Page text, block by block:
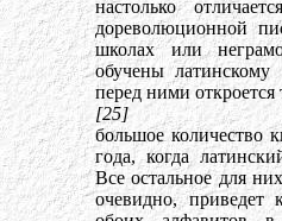
настолько
дореволюционной
школах или
обучены
перед ними откроется
[25]
большое количество
года, когда
Все остальное для
очевидно, приведет